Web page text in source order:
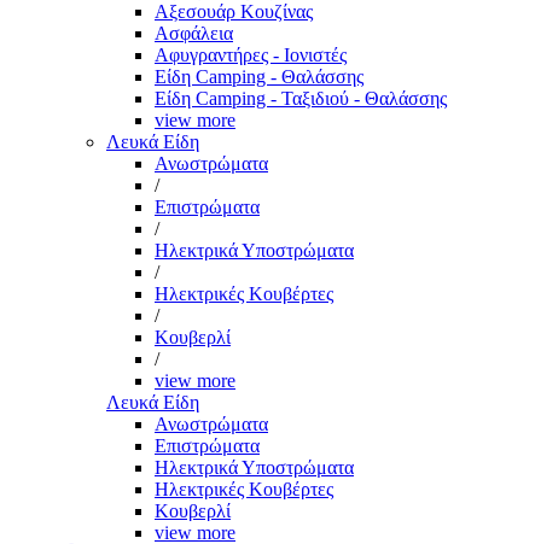
Αξεσουάρ Κουζίνας
Ασφάλεια
Αφυγραντήρες - Ιονιστές
Είδη Camping - Θαλάσσης
Είδη Camping - Ταξιδιού - Θαλάσσης
view more
Λευκά Είδη
Ανωστρώματα
/
Επιστρώματα
/
Ηλεκτρικά Υποστρώματα
/
Ηλεκτρικές Κουβέρτες
/
Κουβερλί
/
view more
Λευκά Είδη
Ανωστρώματα
Επιστρώματα
Ηλεκτρικά Υποστρώματα
Ηλεκτρικές Κουβέρτες
Κουβερλί
view more